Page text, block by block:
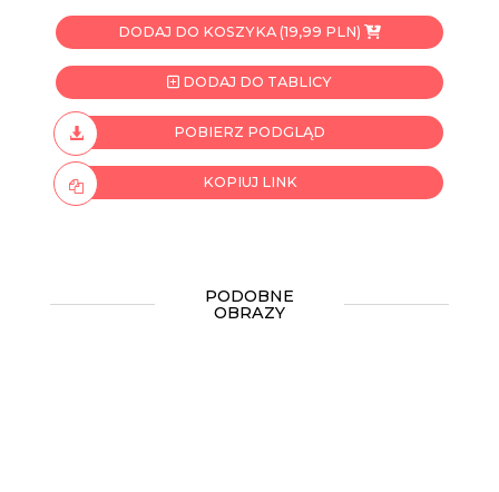
DODAJ DO KOSZYKA (19,99 PLN)
DODAJ DO TABLICY
POBIERZ PODGLĄD
KOPIUJ LINK
PODOBNE
OBRAZY